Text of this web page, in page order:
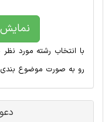
با انتخاب رشته مورد
رو به صورت موضوع